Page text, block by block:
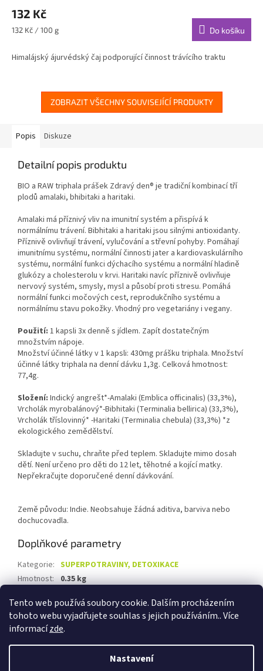
Tento web používá soubory cookie. Dalším procházením
tohoto webu vyjadřujete souhlas s jejich používáním.. Více
informacízde.
Nastavení
132 Kč
Měrná
132 Kč / 100 g Do košíku
Himalájský ájurvédský čaj podporující činnost trávícího traktu
ZOBRAZIT VŠECHNY SOUVISEJÍCÍ PRODUKTY
Popis Diskuze
Detailní popis produktu
BIO a RAW triphala prášek Zdravý den® je tradiční kombinací tří
plodů amalaki, bhibitaki a haritaki.
Amalaki má příznivý vliv na imunitní systém a přispívá k
normálnímu trávení. Bibhitaki a haritaki jsou silnými antioxidanty.
Příznivě ovlivňují trávení, vylučování a střevní pohyby. Pomáhají
imunitnímu systému, normální činnosti jater a kardiovaskulárního
systému, normální funkci dýchacího systému a normální hladině
glukózy a cholesterolu v krvi. Haritaki navíc příznivě ovlivňuje
nervový systém, smysly, mysl a působí proti stresu. Pomáhá
normální funkci močových cest, reprodukčního systému a
normálnímu stavu pokožky. Vhodný pro vegetariány i vegany.
Použití: 1 kapsli 3x denně s jídlem. Zapít dostatečným
množstvím nápoje.
Množství účinné látky v 1 kapsli: 430mg prášku triphala. Množství
účinné látky triphala na denní dávku 1,3g. Celková hmotnost:
77,4g.
Složení: Indický angrešt*-Amalaki (Emblica officinalis) (33,3%),
Vrcholák myrobalánový*-Bibhitaki (Terminalia bellirica) (33,3%),
Vrcholák tříslovinný* -Haritaki (Terminalia chebula) (33,3%) *z
ekologického zemědělství.
Skladujte v suchu, chraňte před teplem. Skladujte mimo dosah
dětí. Není určeno pro děti do 12 let, těhotné a kojící matky.
Nepřekračujte doporučené denní dávkování.
Země původu: Indie. Neobsahuje žádná aditiva, barviva nebo
dochucovadla.
Doplňkové parametry
Kategorie: SUPERPOTRAVINY, DETOXIKACE
Hmotnost: 0.35 kg